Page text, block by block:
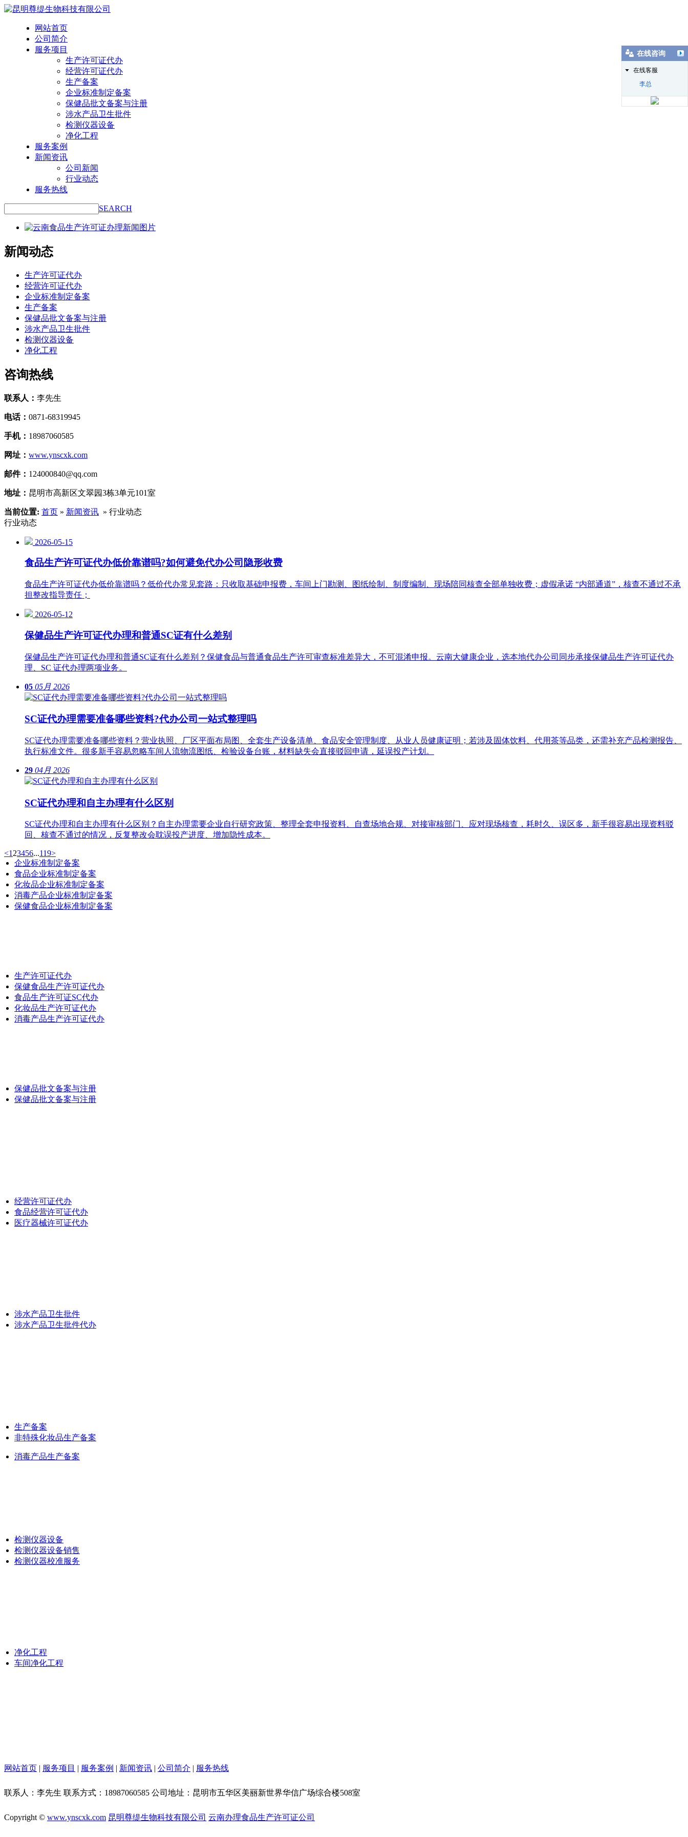
网站首页
公司简介
服务项目
生产许可证代办
经营许可证代办
生产备案
企业标准制定备案
保健品批文备案与注册
涉水产品卫生批件
检测仪器设备
净化工程
服务案例
新闻资讯
公司新闻
行业动态
服务热线
SEARCH
新闻动态
生产许可证代办
经营许可证代办
企业标准制定备案
生产备案
保健品批文备案与注册
涉水产品卫生批件
检测仪器设备
净化工程
咨询热线
联系人： 李先生
电话： 0871-68319945
手机： 18987060585
网址： www.ynscxk.com
邮件： 124000840@qq.com
地址： 昆明市高新区文翠园3栋3单元101室
当前位置: 首页 » 新闻资讯 » 行业动态
行业动态
2026-05-15
食品生产许可证代办低价靠谱吗?如何避免代办公司隐形收费
食品生产许可证代办低价靠谱吗？低价代办常见套路：只收取基础申报费，车间上门勘测、图纸绘制、制度编制、现场陪同核查全部单独收费；虚假承诺 “内部通道”，核查不通过不承
担整改指导责任；
2026-05-12
保健品生产许可证代办理和普通SC证有什么差别
保健品生产许可证代办理和普通SC证有什么差别？保健食品与普通食品生产许可审查标准差异大，不可混淆申报。云南大健康企业，选本地代办公司同步承接保健品生产许可证代办
理、SC 证代办理两项业务。
05 05月 2026
SC证代办理需要准备哪些资料?代办公司一站式整理吗
SC证代办理需要准备哪些资料？营业执照、厂区平面布局图、全套生产设备清单、食品安全管理制度、从业人员健康证明；若涉及固体饮料、代用茶等品类，还需补充产品检测报告、
执行标准文件。很多新手容易忽略车间人流物流图纸、检验设备台账，材料缺失会直接驳回申请，延误投产计划。
29 04月 2026
SC证代办理和自主办理有什么区别
SC证代办理和自主办理有什么区别？自主办理需要企业自行研究政策、整理全套申报资料、自查场地合规、对接审核部门、应对现场核查，耗时久、误区多，新手很容易出现资料驳
回、核查不通过的情况，反复整改会耽误投产进度、增加隐性成本。
<1 23456...119>
企业标准制定备案
食品企业标准制定备案
化妆品企业标准制定备案
消毒产品企业标准制定备案
保健食品企业标准制定备案
生产许可证代办
保健食品生产许可证代办
食品生产许可证SC代办
化妆品生产许可证代办
消毒产品生产许可证代办
保健品批文备案与注册
保健品批文备案与注册
经营许可证代办
食品经营许可证代办
医疗器械许可证代办
涉水产品卫生批件
涉水产品卫生批件代办
生产备案
非特殊化妆品生产备案
消毒产品生产备案
检测仪器设备
检测仪器设备销售
检测仪器校准服务
净化工程
车间净化工程
网站首页 | 服务项目 | 服务案例 | 新闻资讯 | 公司简介 | 服务热线
联系人：李先生 联系方式：18987060585 公司地址：昆明市五华区美丽新世界华信广场综合楼508室
Copyright © www.ynscxk.com 昆明尊缇生物科技有限公司 云南办理食品生产许可证公司
在线咨询
在线客服
李总